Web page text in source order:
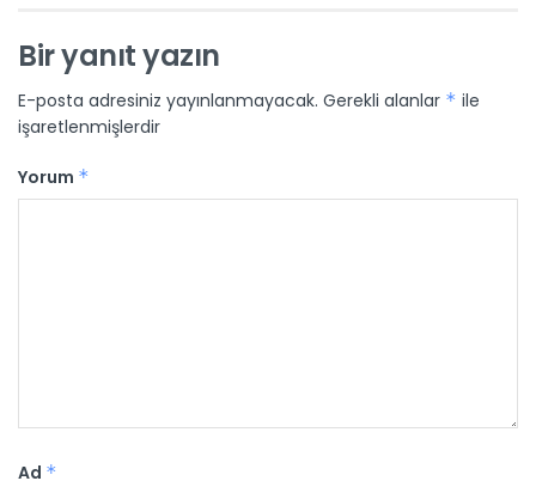
Bir yanıt yazın
E-posta adresiniz yayınlanmayacak. Gerekli alanlar * ile
işaretlenmişlerdir
Yorum *
Ad *